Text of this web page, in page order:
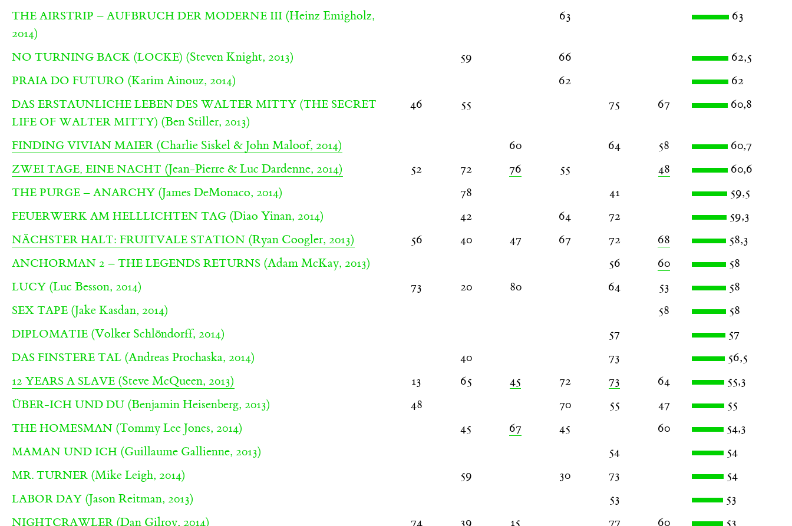
THE AIRSTRIP – AUFBRUCH DER MODERNE III (Heinz Emigholz,
2014)
63 63
NO TURNING BACK (LOCKE) (Steven Knight, 2013) 59 66 62,5
PRAIA DO FUTURO (Karim Ainouz, 2014) 62 62
DAS ERSTAUNLICHE LEBEN DES WALTER MITTY (THE SECRET
LIFE OF WALTER MITTY) (Ben Stiller, 2013)
46 55 75 67 60,8
FINDING VIVIAN MAIER (Charlie Siskel & John Maloof, 2014) 60 64 58 60,7
ZWEI TAGE, EINE NACHT (Jean-Pierre & Luc Dardenne, 2014) 52 72 76 55 48 60,6
THE PURGE – ANARCHY (James DeMonaco, 2014) 78 41 59,5
FEUERWERK AM HELLLICHTEN TAG (Diao Yinan, 2014) 42 64 72 59,3
NÄCHSTER HALT: FRUITVALE STATION (Ryan Coogler, 2013) 56 40 47 67 72 68 58,3
ANCHORMAN 2 – THE LEGENDS RETURNS (Adam McKay, 2013) 56 60 58
LUCY (Luc Besson, 2014) 73 20 80 64 53 58
SEX TAPE (Jake Kasdan, 2014) 58 58
DIPLOMATIE (Volker Schlöndorff, 2014) 57 57
DAS FINSTERE TAL (Andreas Prochaska, 2014) 40 73 56,5
12 YEARS A SLAVE (Steve McQueen, 2013) 13 65 45 72 73 64 55,3
ÜBER-ICH UND DU (Benjamin Heisenberg, 2013) 48 70 55 47 55
THE HOMESMAN (Tommy Lee Jones, 2014) 45 67 45 60 54,3
MAMAN UND ICH (Guillaume Gallienne, 2013) 54 54
MR. TURNER (Mike Leigh, 2014) 59 30 73 54
LABOR DAY (Jason Reitman, 2013) 53 53
NIGHTCRAWLER (Dan Gilroy, 2014) 74 39 15 77 60 53